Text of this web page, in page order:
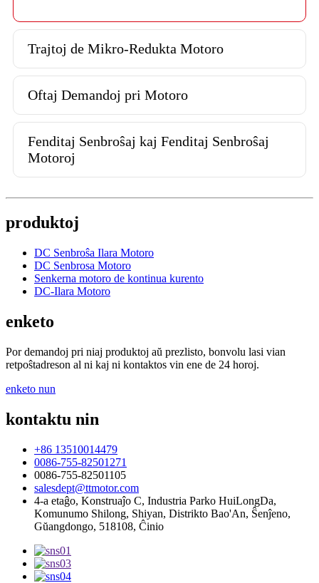
Trajtoj de Mikro-Redukta Motoro
Oftaj Demandoj pri Motoro
Fenditaj Senbroŝaj kaj Fenditaj Senbroŝaj
Motoroj
produktoj
DC Senbroŝa Ilara Motoro
DC Senbrosa Motoro
Senkerna motoro de kontinua kurento
DC-Ilara Motoro
enketo
Por demandoj pri niaj produktoj aŭ prezlisto, bonvolu lasi vian
retpoŝtadreson al ni kaj ni kontaktos vin ene de 24 horoj.
enketo nun
kontaktu nin
+86 13510014479
0086-755-82501271
0086-755-82501105
salesdept@ttmotor.com
4-a etaĝo, Konstruaĵo C, Industria Parko HuiLongDa,
Komunumo Shilong, Shiyan, Distrikto Bao'An, Ŝenĵeno,
Gŭangdongo, 518108, Ĉinio